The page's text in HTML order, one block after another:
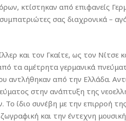
κτίστηκαν από επιφανείς
σας διαχρονικά –
και τον Γκαίτε, ως τον Νίτσε
τα αμέτρητα γερμανικά
αντλήθηκαν από την Ελλάδα.
στην ανάπτυξη της
ίδιο συνέβη με την επιρροή
και την έντεχνη